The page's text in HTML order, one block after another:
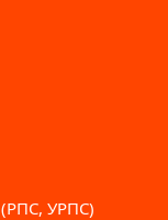
УРПС)